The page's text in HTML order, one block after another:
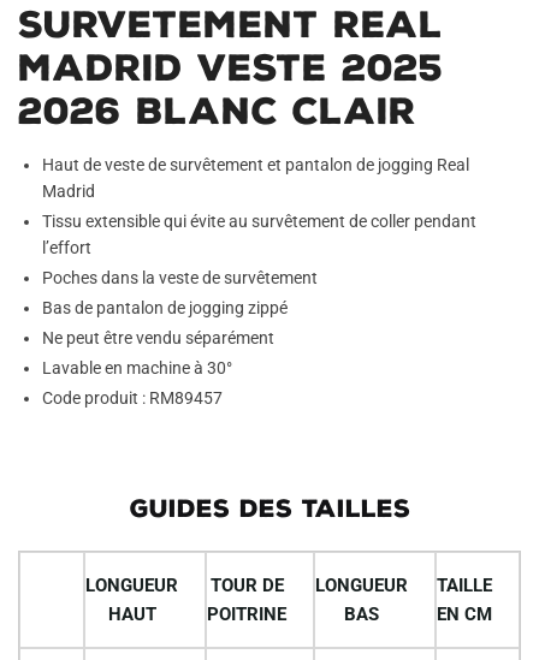
Survetement Real
Madrid Veste 2025
2026 Blanc Clair
Haut de veste de survêtement et pantalon de jogging Real
Madrid
Tissu extensible qui évite au survêtement de coller pendant
l’effort
Poches dans la veste de survêtement
Bas de pantalon de jogging zippé
Ne peut être vendu séparément
Lavable en machine à 30°
Code produit : RM89457
GUIDES DES TAILLES
LONGUEUR
HAUT
TOUR DE
POITRINE
LONGUEUR
BAS
TAILLE
EN CM